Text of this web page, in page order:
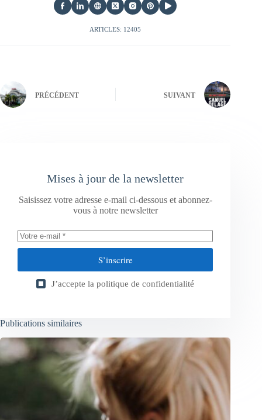
ARTICLES: 12405
PRÉCÉDENT SUIVANT
Mises à jour de la newsletter
Saisissez votre adresse e-mail ci-dessous et abonnez-
vous à notre newsletter
S’inscrire
J’accepte la politique de confidentialité
Publications similaires